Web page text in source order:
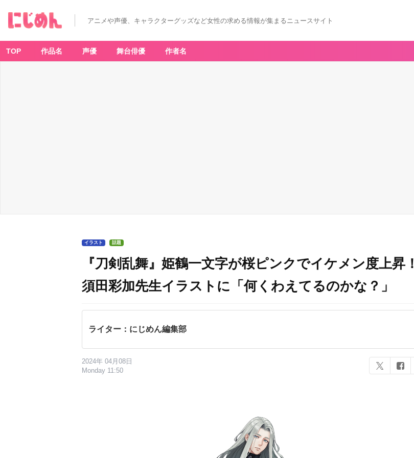
アニメや声優、キャラクターグッズなど女性の求める情報が集まるニュースサイト
TOP 作品名 声優 舞台俳優 作者名
イラスト 話題
『刀剣乱舞』姫鶴一文字が桜ピンクでイケメン度上昇！
須田彩加先生イラストに「何くわえてるのかな？」
ライター：にじめん編集部
2024年 04月08日
Monday 11:50